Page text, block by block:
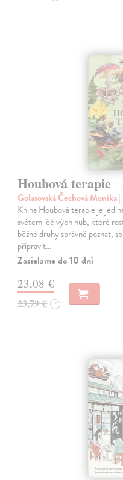
Houbová terapie
Golasovská Čechová Monika|
Kniha Houbová terapie je
světem léčivých hub, které
běžné druhy správně poznat,
připravit…
Zasielame do 10 dní
23,08 €
23,79 € ?